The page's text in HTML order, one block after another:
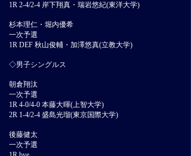
1R 2-4/2-4 岸下翔真・瑞岩悠紀(東洋大学)
杉本理仁・堀内優希
一次予選
1R DEF 秋山俊輔・加澤悠真(立教大学)
◇男子シングルス
朝倉翔汰
一次予選
1R 4-0/4-0 本藤大暉(上智大学)
2R 1-4/2-4 盛島光瑠(東京国際大学)
後藤健太
一次予選